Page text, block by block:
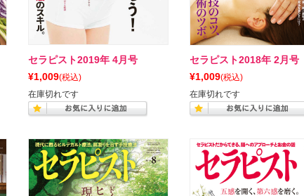
セラピスト2019年 4月号
¥1,009(税込)
在庫切れです
セラピスト2018年 2月号
¥1,009(税込)
在庫切れです